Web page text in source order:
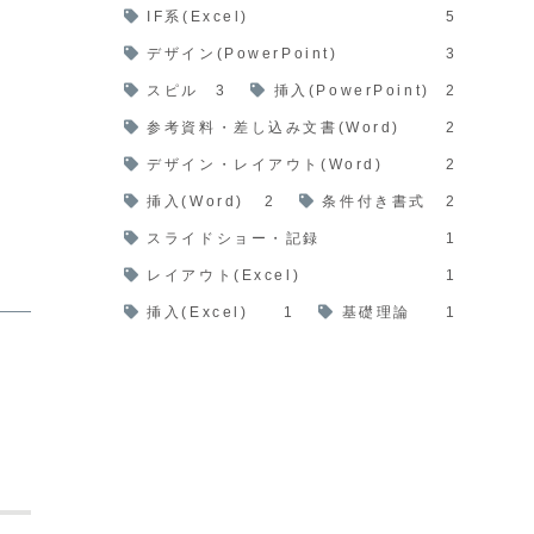
IF系(Excel) 5
デザイン(PowerPoint) 3
スピル 3 挿入(PowerPoint) 2
参考資料・差し込み文書(Word) 2
デザイン・レイアウト(Word) 2
挿入(Word) 2 条件付き書式 2
スライドショー・記録 1
レイアウト(Excel) 1
挿入(Excel) 1 基礎理論 1